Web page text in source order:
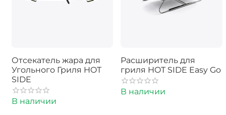
Отсекатель жара для
Угольного Гриля HOT
SIDE
В наличии
Расширитель для
гриля HOT SIDE Easy Go
В наличии